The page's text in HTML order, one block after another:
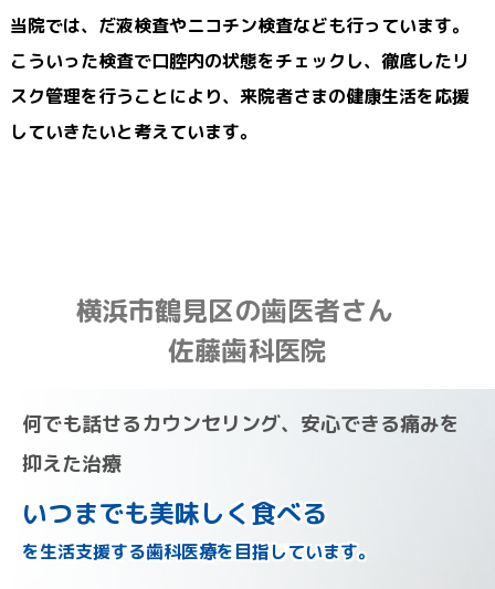
当院では、だ液検査やニコチン検査なども行っています。
こういった検査で口腔内の状態をチェックし、徹底したリ
スク管理を行うことにより、来院者さまの健康生活を応援
していきたいと考えています。
横浜市鶴見区の歯医者さん
佐藤歯科医院
何でも話せるカウンセリング、安心できる痛みを
抑えた治療
いつまでも美味しく食べる
を生活支援する歯科医療を目指しています。